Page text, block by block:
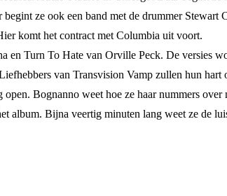
ze ook een band met de drummer
komt het contract met Columbia uit voort.
Turn To Hate van Orville Peck. De versies
van Transvision Vamp zullen hun
Bognanno weet hoe ze haar nummers
album. Bijna veertig minuten lang weet ze de